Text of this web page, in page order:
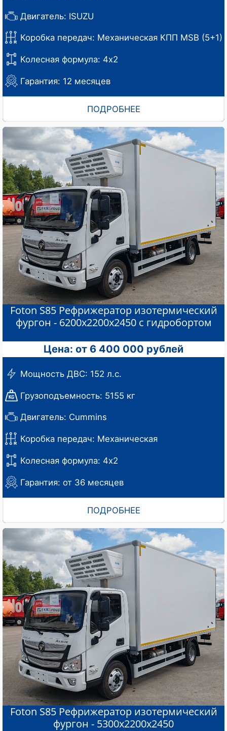
Двигатель: ISUZU
Коробка передач: Механическая КПП MSB (5+1)
Колесная формула: 4x2
Гарантия: 12 месяцев
ПОДРОБНЕЕ
Foton S85 Рефрижератор изотермический
фургон - 6200х2200х2450 с гидробортом
Цена: от 6 400 000 рублей
Мощность ДВС: 152 л.с.
Грузоподъемность: 5155 кг
Двигатель: Cummins
Коробка передач: Механическая
Колесная формула: 4х2
Гарантия: от 36 месяцев
ПОДРОБНЕЕ
Foton S85 Рефрижератор изотермический
фургон - 5300х2200х2450